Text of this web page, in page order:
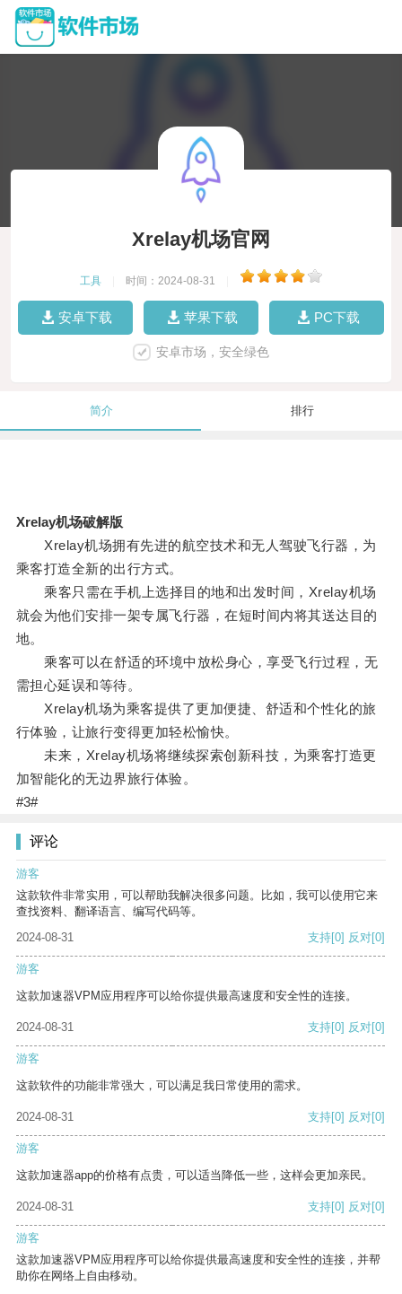
Xrelay机场官网
工具 时间：2024-08-31
安卓下载 苹果下载 PC下载
安卓市场，安全绿色
简介 排行
Xrelay机场破解版
Xrelay机场拥有先进的航空技术和无人驾驶飞行器，为
乘客打造全新的出行方式。
乘客只需在手机上选择目的地和出发时间，Xrelay机场
就会为他们安排一架专属飞行器，在短时间内将其送达目的
地。
乘客可以在舒适的环境中放松身心，享受飞行过程，无
需担心延误和等待。
Xrelay机场为乘客提供了更加便捷、舒适和个性化的旅
行体验，让旅行变得更加轻松愉快。
未来，Xrelay机场将继续探索创新科技，为乘客打造更
加智能化的无边界旅行体验。
#3#
评论
游客
这款软件非常实用，可以帮助我解决很多问题。比如，我可以使用它来
查找资料、翻译语言、编写代码等。
2024-08-31
支持[0] 反对[0]
游客
这款加速器VPM应用程序可以给你提供最高速度和安全性的连接。
2024-08-31 支持[0] 反对[0]
游客
这款软件的功能非常强大，可以满足我日常使用的需求。
2024-08-31 支持[0] 反对[0]
游客
这款加速器app的价格有点贵，可以适当降低一些，这样会更加亲民。
2024-08-31 支持[0] 反对[0]
游客
这款加速器VPM应用程序可以给你提供最高速度和安全性的连接，并帮
助你在网络上自由移动。